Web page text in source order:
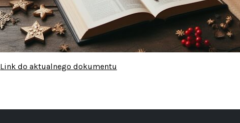
Link do aktualnego dokumentu